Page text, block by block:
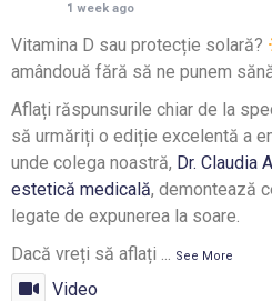
1 week ago
Vitamina D sau protecție solară?
amândouă fără să ne punem
Aflați răspunsurile chiar de la
să urmăriți o ediție excelentă a
unde colega noastră, Dr. Claudia
estetică medicală, demontează
legate de expunerea la soare.
Dacă vreți să aflați ... See More
Video